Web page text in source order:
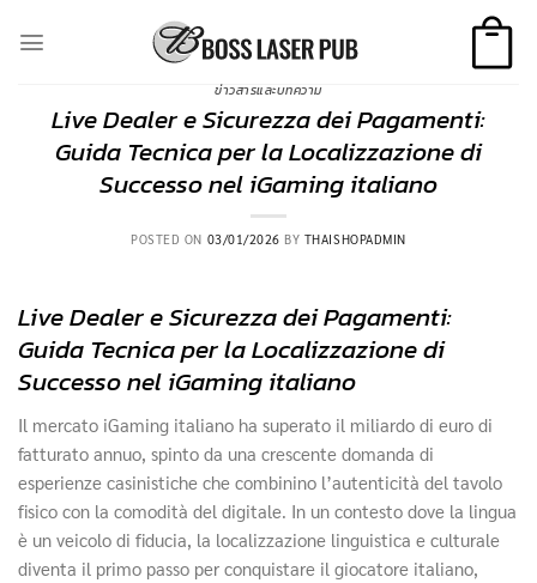
ข่าวสารและบทความ
Live Dealer e Sicurezza dei Pagamenti:
Guida Tecnica per la Localizzazione di
Successo nel iGaming italiano
POSTED ON 03/01/2026 BY THAISHOPADMIN
Live Dealer e Sicurezza dei Pagamenti:
Guida Tecnica per la Localizzazione di
Successo nel iGaming italiano
Il mercato iGaming italiano ha superato il miliardo di euro di
fatturato annuo, spinto da una crescente domanda di
esperienze casinistiche che combinino l’autenticità del tavolo
fisico con la comodità del digitale. In un contesto dove la lingua
è un veicolo di fiducia, la localizzazione linguistica e culturale
diventa il primo passo per conquistare il giocatore italiano,